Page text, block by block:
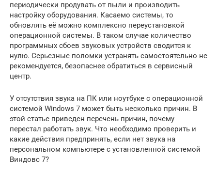
периодически продувать от пыли и производить
настройку оборудования. Касаемо системы, то
обновлять её можно комплексно переустановкой
операционной системы. В таком случае количество
программных сбоев звуковых устройств сводится к
нулю. Серьезные поломки устранять самостоятельно не
рекомендуется, безопаснее обратиться в сервисный
центр.
У отсутствия звука на ПК или ноутбуке с операционной
системой Windows 7 может быть несколько причин. В
этой статье приведен перечень причин, почему
перестал работать звук. Что необходимо проверить и
какие действия предпринять, если нет звука на
персональном компьютере с установленной системой
Виндовс 7?